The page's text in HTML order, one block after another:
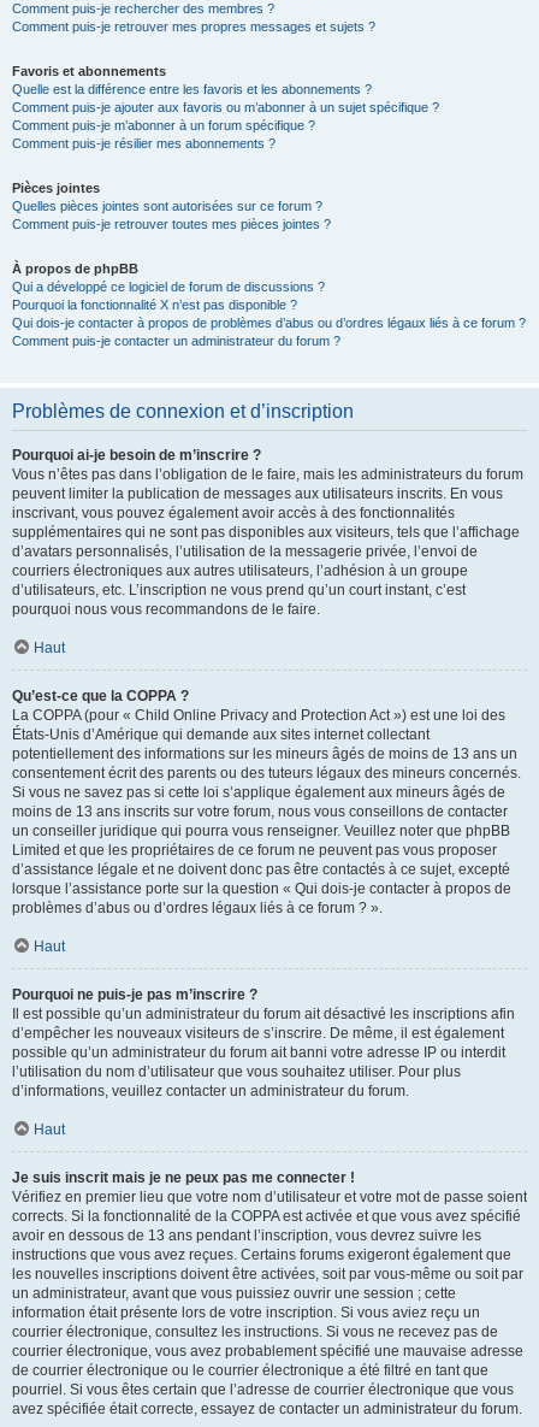
Comment puis-je rechercher des membres ?
Comment puis-je retrouver mes propres messages et sujets ?
Favoris et abonnements
Quelle est la différence entre les favoris et les abonnements ?
Comment puis-je ajouter aux favoris ou m’abonner à un sujet spécifique ?
Comment puis-je m’abonner à un forum spécifique ?
Comment puis-je résilier mes abonnements ?
Pièces jointes
Quelles pièces jointes sont autorisées sur ce forum ?
Comment puis-je retrouver toutes mes pièces jointes ?
À propos de phpBB
Qui a développé ce logiciel de forum de discussions ?
Pourquoi la fonctionnalité X n’est pas disponible ?
Qui dois-je contacter à propos de problèmes d’abus ou d’ordres légaux liés à ce forum ?
Comment puis-je contacter un administrateur du forum ?
Problèmes de connexion et d’inscription
Pourquoi ai-je besoin de m’inscrire ?
Vous n’êtes pas dans l’obligation de le faire, mais les administrateurs du forum
peuvent limiter la publication de messages aux utilisateurs inscrits. En vous
inscrivant, vous pouvez également avoir accès à des fonctionnalités
supplémentaires qui ne sont pas disponibles aux visiteurs, tels que l’affichage
d’avatars personnalisés, l’utilisation de la messagerie privée, l’envoi de
courriers électroniques aux autres utilisateurs, l’adhésion à un groupe
d’utilisateurs, etc. L’inscription ne vous prend qu’un court instant, c’est
pourquoi nous vous recommandons de le faire.
Haut
Qu’est-ce que la COPPA ?
La COPPA (pour « Child Online Privacy and Protection Act ») est une loi des
États-Unis d’Amérique qui demande aux sites internet collectant
potentiellement des informations sur les mineurs âgés de moins de 13 ans un
consentement écrit des parents ou des tuteurs légaux des mineurs concernés.
Si vous ne savez pas si cette loi s’applique également aux mineurs âgés de
moins de 13 ans inscrits sur votre forum, nous vous conseillons de contacter
un conseiller juridique qui pourra vous renseigner. Veuillez noter que phpBB
Limited et que les propriétaires de ce forum ne peuvent pas vous proposer
d’assistance légale et ne doivent donc pas être contactés à ce sujet, excepté
lorsque l’assistance porte sur la question « Qui dois-je contacter à propos de
problèmes d’abus ou d’ordres légaux liés à ce forum ? ».
Haut
Pourquoi ne puis-je pas m’inscrire ?
Il est possible qu’un administrateur du forum ait désactivé les inscriptions afin
d’empêcher les nouveaux visiteurs de s’inscrire. De même, il est également
possible qu’un administrateur du forum ait banni votre adresse IP ou interdit
l’utilisation du nom d’utilisateur que vous souhaitez utiliser. Pour plus
d’informations, veuillez contacter un administrateur du forum.
Haut
Je suis inscrit mais je ne peux pas me connecter !
Vérifiez en premier lieu que votre nom d’utilisateur et votre mot de passe soient
corrects. Si la fonctionnalité de la COPPA est activée et que vous avez spécifié
avoir en dessous de 13 ans pendant l’inscription, vous devrez suivre les
instructions que vous avez reçues. Certains forums exigeront également que
les nouvelles inscriptions doivent être activées, soit par vous-même ou soit par
un administrateur, avant que vous puissiez ouvrir une session ; cette
information était présente lors de votre inscription. Si vous aviez reçu un
courrier électronique, consultez les instructions. Si vous ne recevez pas de
courrier électronique, vous avez probablement spécifié une mauvaise adresse
de courrier électronique ou le courrier électronique a été filtré en tant que
pourriel. Si vous êtes certain que l’adresse de courrier électronique que vous
avez spécifiée était correcte, essayez de contacter un administrateur du forum.